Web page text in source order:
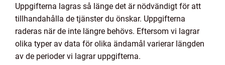
Uppgifterna lagras så länge det är nödvändigt för att
tillhandahålla de tjänster du önskar. Uppgifterna
raderas när de inte längre behövs. Eftersom vi lagrar
olika typer av data för olika ändamål varierar längden
av de perioder vi lagrar uppgifterna.